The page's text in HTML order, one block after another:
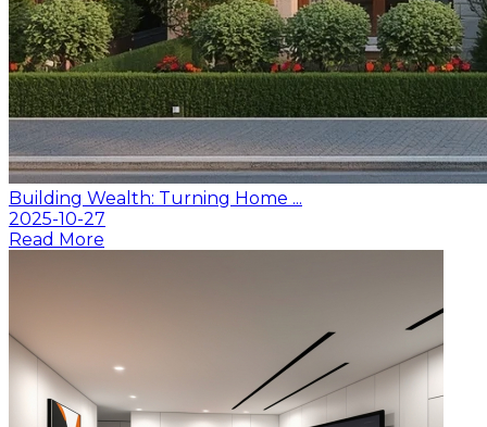
Building Wealth: Turning Home ...
2025-10-27
Read More